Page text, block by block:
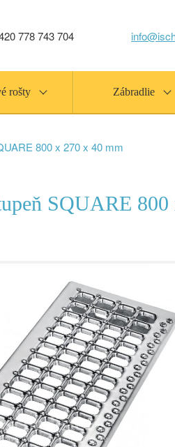
778 743 704
rošty Zábradlie
800 x 270 x 40 mm
SQUARE